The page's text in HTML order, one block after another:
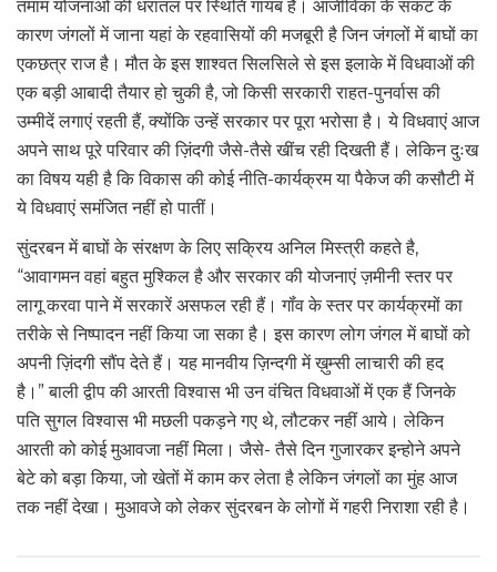
तमाम योजनाओं की धरातल पर स्थिति गायब है। आजीविका के संकट के
कारण जंगलों में जाना यहां के रहवासियों की मजबूरी है जिन जंगलों में बाघों का
एकछत्र राज है। मौत के इस शाश्वत सिलसिले से इस इलाके में विधवाओं की
एक बड़ी आबादी तैयार हो चुकी है, जो किसी सरकारी राहत-पुनर्वास की
उम्मीदें लगाएं रहती हैं, क्योंकि उन्हें सरकार पर पूरा भरोसा है। ये विधवाएं आज
अपने साथ पूरे परिवार की ज़िंदगी जैसे-तैसे खींच रही दिखती हैं। लेकिन दुःख
का विषय यही है कि विकास की कोई नीति-कार्यक्रम या पैकेज की कसौटी में
ये विधवाएं समंजित नहीं हो पातीं।
सुंदरबन में बाघों के संरक्षण के लिए सक्रिय अनिल मिस्त्री कहते है,
“आवागमन वहां बहुत मुश्किल है और सरकार की योजनाएं ज़मीनी स्तर पर
लागू करवा पाने में सरकारें असफल रही हैं। गॉंव के स्तर पर कार्यक्रमों का
तरीके से निष्पादन नहीं किया जा सका है। इस कारण लोग जंगल में बाघों को
अपनी ज़िंदगी सौंप देते हैं। यह मानवीय ज़िन्दगी में ख़ुम्सी लाचारी की हद
है।” बाली द्वीप की आरती विश्वास भी उन वंचित विधवाओं में एक हैं जिनके
पति सुगल विश्वास भी मछली पकड़ने गए थे, लौटकर नहीं आये। लेकिन
आरती को कोई मुआवजा नहीं मिला। जैसे- तैसे दिन गुजारकर इन्होने अपने
बेटे को बड़ा किया, जो खेतों में काम कर लेता है लेकिन जंगलों का मुंह आज
तक नहीं देखा। मुआवजे को लेकर सुंदरबन के लोगों में गहरी निराशा रही है।